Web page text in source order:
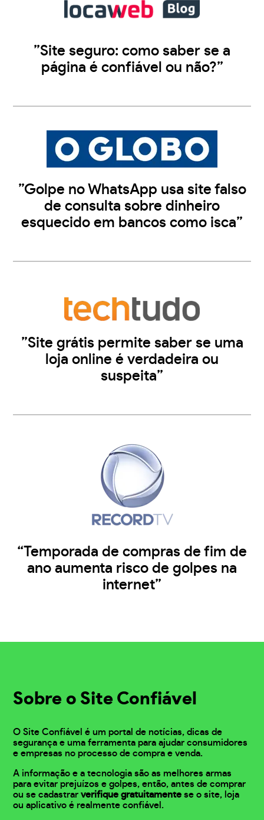
”Site seguro: como saber se a
página é confiável ou não?”
”Golpe no WhatsApp usa site falso
de consulta sobre dinheiro
esquecido em bancos como isca”
”Site grátis permite saber se uma
loja online é verdadeira ou
suspeita”
“Temporada de compras de fim de
ano aumenta risco de golpes na
internet”
Sobre o Site Confiável
O Site Confiável é um portal de notícias, dicas de
segurança e uma ferramenta para ajudar consumidores
e empresas no processo de compra e venda.
A informação e a tecnologia são as melhores armas
para evitar prejuízos e golpes, então, antes de comprar
ou se cadastrarverifique gratuitamente se o site, loja
ou aplicativo é realmente confiável.